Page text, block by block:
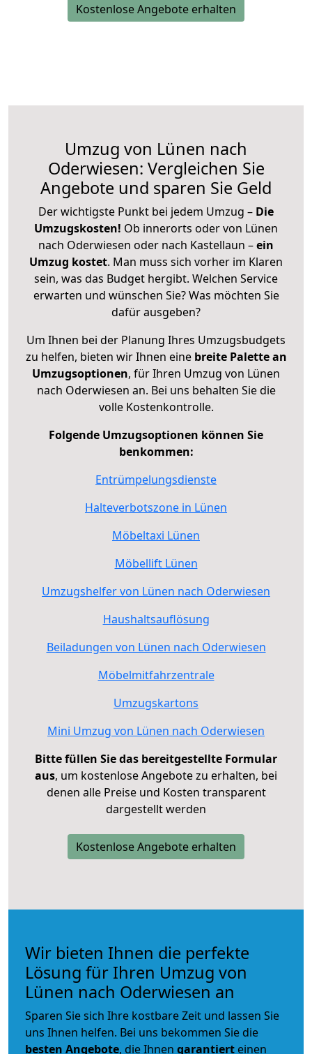
Kostenlose Angebote erhalten
Umzug von Lünen nach
Oderwiesen: Vergleichen Sie
Angebote und sparen Sie Geld
Der wichtigste Punkt bei jedem Umzug – Die
Umzugskosten! Ob innerorts oder von Lünen
nach Oderwiesen oder nach Kastellaun –ein
Umzug kostet. Man muss sich vorher im Klaren
sein, was das Budget hergibt. Welchen Service
erwarten und wünschen Sie? Was möchten Sie
dafür ausgeben?
Um Ihnen bei der Planung Ihres Umzugsbudgets
zu helfen, bieten wir Ihnen eine breite Palette an
Umzugsoptionen, für Ihren Umzug von Lünen
nach Oderwiesen an. Bei uns behalten Sie die
volle Kostenkontrolle.
Folgende Umzugsoptionen können Sie
benkommen:
Entrümpelungsdienste
Halteverbotszone in Lünen
Möbeltaxi Lünen
Möbellift Lünen
Umzugshelfer von Lünen nach Oderwiesen
Haushaltsauflösung
Beiladungen von Lünen nach Oderwiesen
Möbelmitfahrzentrale
Umzugskartons
Mini Umzug von Lünen nach Oderwiesen
Bitte füllen Sie das bereitgestellte Formular
aus, um kostenlose Angebote zu erhalten, bei
denen alle Preise und Kosten transparent
dargestellt werden
Kostenlose Angebote erhalten
Wir bieten Ihnen die perfekte
Lösung für Ihren Umzug von
Lünen nach Oderwiesen an
Sparen Sie sich Ihre kostbare Zeit und lassen Sie
uns Ihnen helfen. Bei uns bekommen Sie die
besten Angebote, die Ihnen garantiert einen